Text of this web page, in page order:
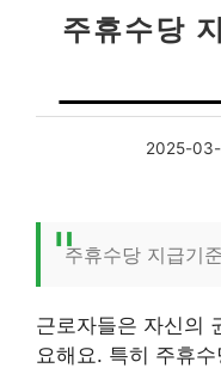
주휴수당
2025-
주휴수당 지급기
근로자들은 자신의
요해요. 특히 주휴